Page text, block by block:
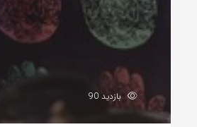
بازدید 90